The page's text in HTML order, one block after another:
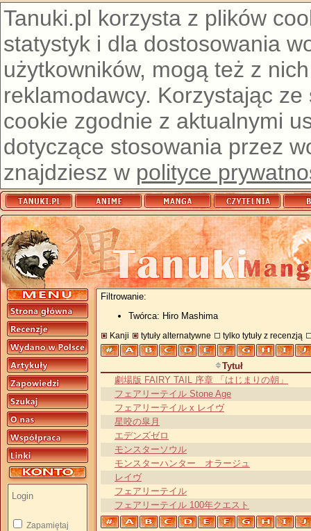
Tanuki.pl korzysta z plików
statystyk i dla dostosowania
użytkowników, mogą też z
reklamodawcy. Korzystając
cookie zgodnie z aktualnymi
dotyczące stosowania przez
znajdziesz w polityce
Zapamiętaj
Filtrowanie:
Twórca: Hiro Mashima
Kanji tytuły alternatywne tylko tytuły z recenzją
Tytuł
劇場版 FAIRY TAIL 序章 「はじまりの朝」
フェアリーテイル Stone Age
フェアリーテイル x レイヴ
星咬の皐月
エデンズゼロ
モンスターソウル
モンスターハンター オラージュ
レイヴ
フェアリーテイル
フェアリーテイル 100年クエスト